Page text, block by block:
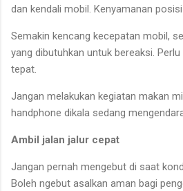
dan kendali mobil. Kenyamanan
Semakin kencang kecepatan mobil,
yang dibutuhkan untuk bereaksi.
tepat.
Jangan melakukan kegiatan makan
handphone dikala sedang
Ambil jalan jalur cepat
Jangan pernah mengebut di saat
Boleh ngebut asalkan aman bagi